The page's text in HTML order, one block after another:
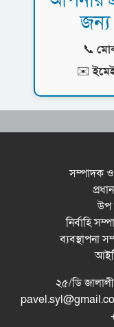
নর্থ
রসময়
📞
✉️
সম্পাদক
উপ
নির্বাহি
ব্যবস্থাপনা
২৫/ডি